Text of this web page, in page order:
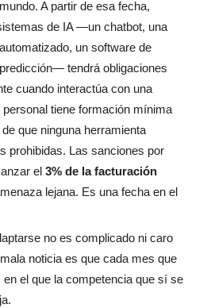
A partir de esa fecha,
de IA —un chatbot, una
un software de
tendrá obligaciones
cuando interactúa con una
tiene formación mínima
que ninguna herramienta
prohibidas. Las sanciones por
el 3% de la facturación
lejana. Es una fecha en el
no es complicado ni caro
noticia es que cada mes que
el que la competencia que sí se